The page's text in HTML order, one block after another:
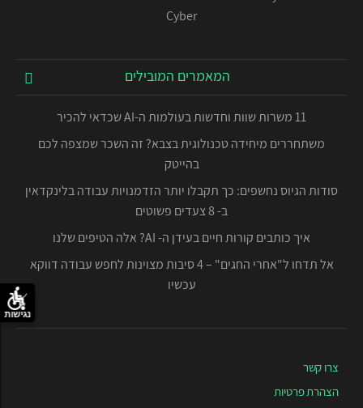
Cyber
המאמרים המובילים
11 משרות שוות וחדשות בעולמות ה-AI שכדאי להכיר
משתחררים מיחידה טכנולוגית בצבא? זה השכר שמצפה לכם
בהייטק
סודות הגיוס נחשפים: כך תקבלו יותר הזדמנויות עבודה בלינקדאין
ב- 8 צעדים פשוטים
איך כותבים קורות חיים בעידן ה- AI? אלה הטיפים שלנו
אל תדחו ל"אחרי החגים" – 4 סיבות מצוינות לחפש עבודה דווקא
עכשיו
צרו קשר
הצהרת פרטיות
נגישות